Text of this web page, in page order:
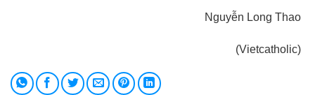
Nguyễn Long Thao
(Vietcatholic)